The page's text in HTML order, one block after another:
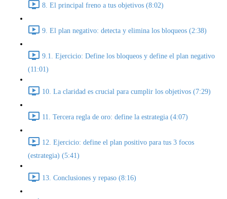
8. El principal freno a tus objetivos (8:02)
9. El plan negativo: detecta y elimina los bloqueos (2:38)
9.1. Ejercicio: Define los bloqueos y define el plan negativo
(11:01)
10. La claridad es crucial para cumplir los objetivos (7:29)
11. Tercera regla de oro: define la estrategia (4:07)
12. Ejercicio: define el plan positivo para tus 3 focos
(estrategia) (5:41)
13. Conclusiones y repaso (8:16)